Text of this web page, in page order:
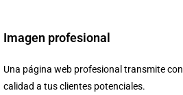
Imagen profesional
Una página web profesional transmite
calidad a tus clientes potenciales.